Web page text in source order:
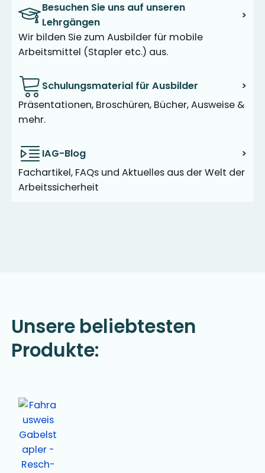
Besuchen Sie uns auf unseren
Lehrgängen
>
Wir bilden Sie zum Ausbilder für mobile
Arbeitsmittel (Stapler etc.) aus.
Schulungsmaterial für Ausbilder
>
Präsentationen, Broschüren, Bücher, Ausweise &
mehr.
IAG-Blog
>
Fachartikel, FAQs und Aktuelles aus der Welt der
Arbeitssicherheit
Unsere beliebtesten
Produkte: